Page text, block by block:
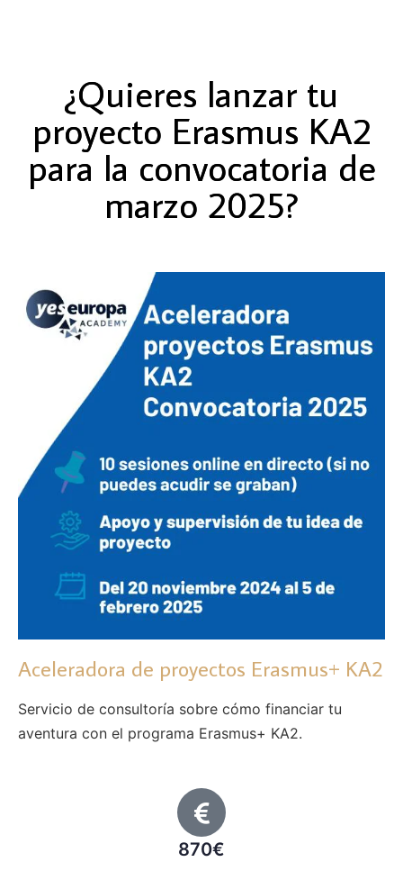
¿Quieres lanzar tu
proyecto Erasmus KA2
para la convocatoria de
marzo 2025?
Aceleradora de proyectos Erasmus+ KA2​
Servicio de consultoría sobre cómo financiar tu
aventura con el programa Erasmus+ KA2.
870€